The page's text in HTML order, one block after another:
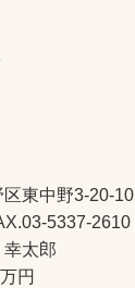
東中野3-20-10
5337-2610
太郎
円